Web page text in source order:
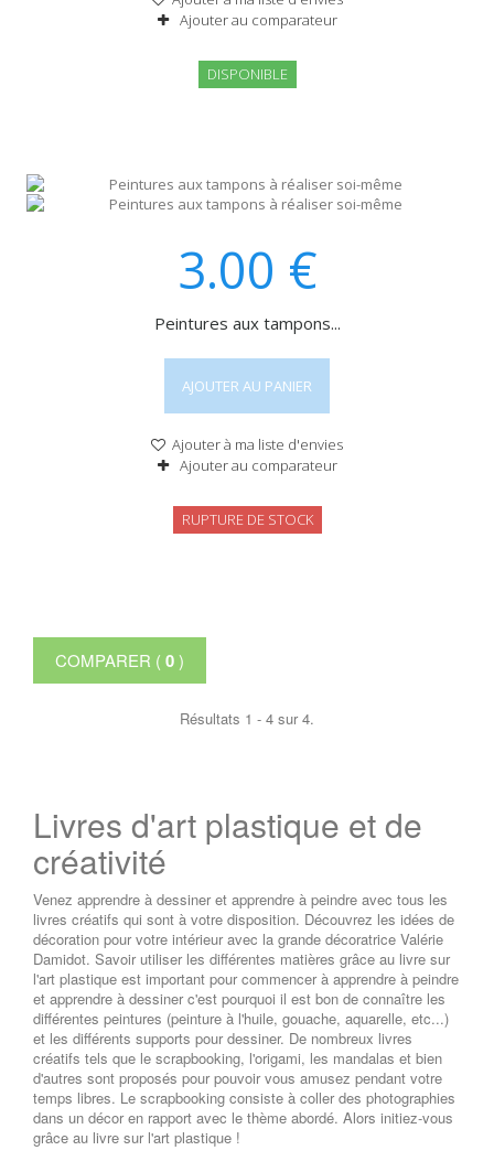
Ajouter au comparateur
DISPONIBLE
3.00 €
Peintures aux tampons...
AJOUTER AU PANIER
Ajouter à ma liste d'envies
Ajouter au comparateur
RUPTURE DE STOCK
COMPARER ( 0)
Résultats 1 - 4 sur 4.
Livres d'art plastique et de
créativité
Venez apprendre à dessiner et apprendre à peindre avec tous les
livres créatifs qui sont à votre disposition. Découvrez les idées de
décoration pour votre intérieur avec la grande décoratrice Valérie
Damidot. Savoir utiliser les différentes matières grâce au livre sur
l'art plastique est important pour commencer à apprendre à peindre
et apprendre à dessiner c'est pourquoi il est bon de connaître les
différentes peintures (peinture à l'huile, gouache, aquarelle, etc...)
et les différents supports pour dessiner. De nombreux livres
créatifs tels que le scrapbooking, l'origami, les mandalas et bien
d'autres sont proposés pour pouvoir vous amusez pendant votre
temps libres. Le scrapbooking consiste à coller des photographies
dans un décor en rapport avec le thème abordé. Alors initiez-vous
grâce au livre sur l'art plastique !